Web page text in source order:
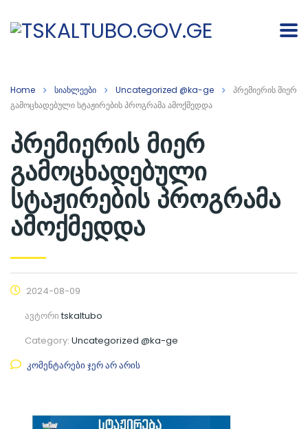
Home სიახლეები Uncategorized @ka-ge
პრემიერის მიერ
გამოცხადებული სტაჟირების პროგრამა ამოქმედდა
პრემიერის მიერ
გამოცხადებული
სტაჟირების პროგრამა
ამოქმედდა
2024-08-09
ავტორიtskaltubo
Category: Uncategorized @ka-ge
კომენტარები ჯერ არ არის